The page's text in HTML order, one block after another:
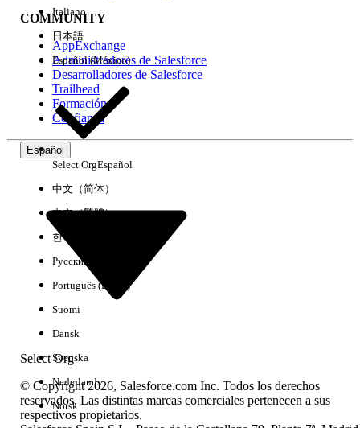
Experiencia
No hay resultados
COMMUNITY
AppExchange
Administradores de Salesforce
Desarrolladores de Salesforce
Trailhead
Formación
Confianza
Español
Select Org
Italiano
日本語
Español (México)
Select OrgEspañol
中文（简体）
中文（繁體）
한국어
Русский
Português (Brasil)
Suomi
Dansk
Svenska
Nederlands
Norsk
© Copyright 2026, Salesforce.com Inc. Todos los derechos
reservados. Las distintas marcas comerciales pertenecen a sus
respectivos propietarios.